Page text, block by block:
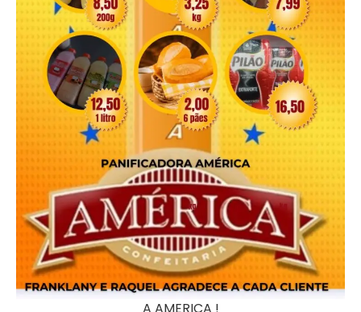
A AMERICA !